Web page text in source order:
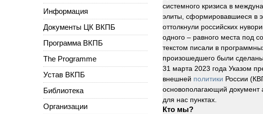
системного кризиса в
элиты, сформировавшиеся в
оттолкнули российских
одного – равного места под
текстом писали в
произошедшего были
31 марта 2023 года Указом
внешней политики России
основополагающий документ
для нас пунктах.
Кто мы?
Информация
Документы ЦК ВКПБ
Программа ВКПБ
The Programme
Устав ВКПБ
Библиотека
Организации